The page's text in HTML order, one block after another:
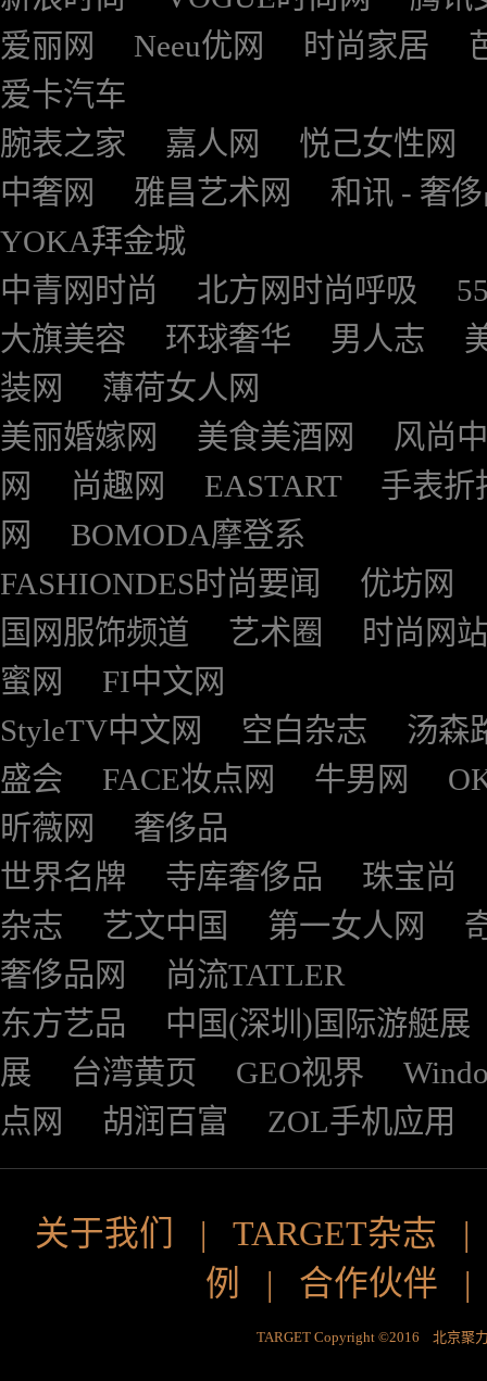
爱丽网
Neeu优网 时尚家居
爱卡汽车
腕表之家
嘉人网
悦己女性网
中奢网
雅昌艺术网
和讯 - 奢
YOKA拜金城
中青网时尚
北方网时尚呼吸
大旗美容
环球奢华 男人志
装网
薄荷女人网
美丽婚嫁网
美食美酒网
风尚
网
尚趣网 EASTART
手表折
网
BOMODA摩登系
FASHIONDES时尚要闻
优坊网
国网服饰频道
艺术圈
时尚网站
蜜网
FI中文网
StyleTV中文网
空白杂志
汤森
盛会
FACE妆点网 牛男网
昕薇网
奢侈品
世界名牌
寺库奢侈品
珠宝尚
杂志
艺文中国 第一女人网
奢侈品网
尚流TATLER
东方艺品
中国(深圳)国际游艇展
展
台湾黄页 GEO视界
点网
胡润百富 ZOL手机应用
关于我们 | TARGET杂志
例
| 合作伙伴
TARGET Copyright ©2016 北京聚